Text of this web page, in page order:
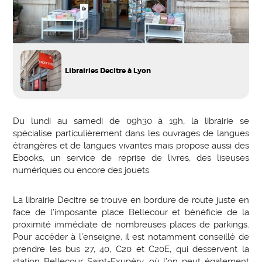
Librairies Decitre à Lyon
Du lundi au samedi de 09h30 à 19h, la librairie se
spécialise particulièrement dans les ouvrages de langues
étrangères et de langues vivantes mais propose aussi des
Ebooks, un service de reprise de livres, des liseuses
numériques ou encore des jouets.
La librairie Decitre se trouve en bordure de route juste en
face de l’imposante place Bellecour et bénéficie de la
proximité immédiate de nombreuses places de parkings.
Pour accéder à l’enseigne, il est notamment conseillé de
prendre les bus 27, 40, C20 et C20E, qui desservent la